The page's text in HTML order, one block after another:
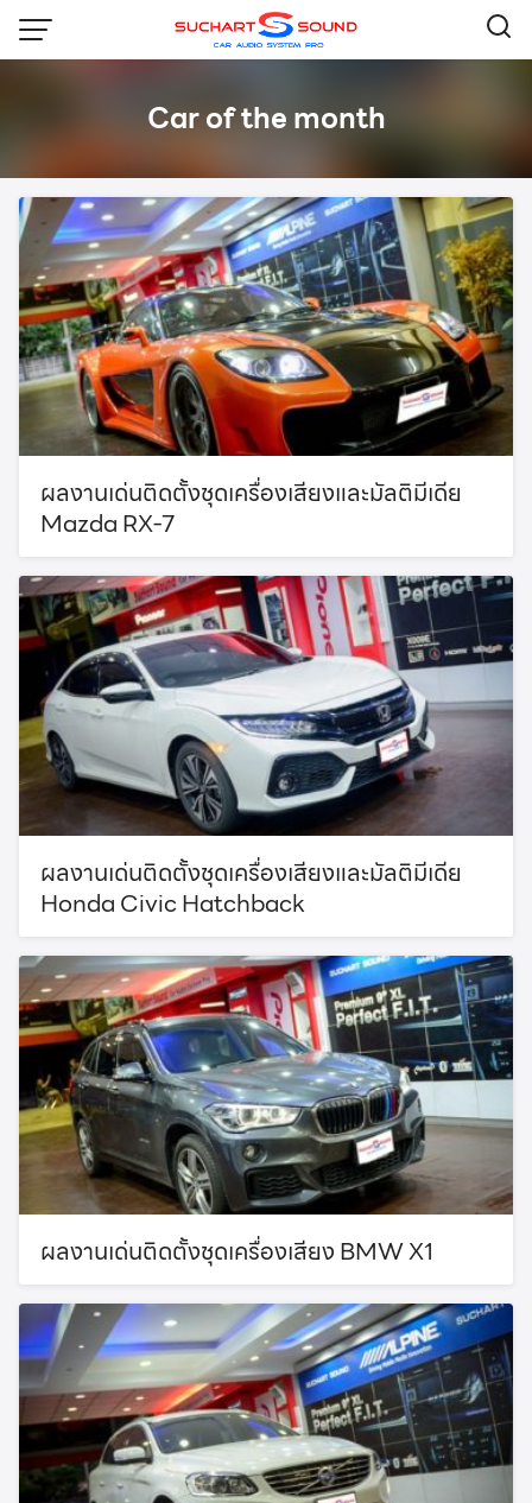
Skip
Car of the month
ผลงานเด่นติดตั้งชุดเครื่องเสียงและมัลติมีเดีย
Mazda RX-7
ผลงานเด่นติดตั้งชุดเครื่องเสียงและมัลติมีเดีย
Honda Civic Hatchback
ผลงานเด่นติดตั้งชุดเครื่องเสียง BMW X1